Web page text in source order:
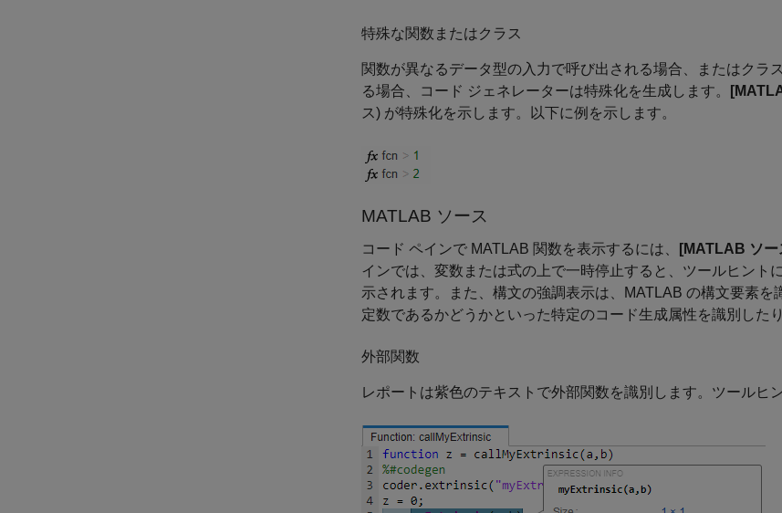
特殊な関数またはクラス
関数が異なるデータ型の入力で呼び出される場合、またはクラ
る場合、コード ジェネレーターは特殊化を生成します。
ス) が特殊化を示します。以下に例を示します。
MATLAB ソース
コード ペインで MATLAB 関数を表示するには、 [MATLAB ソー
インでは、変数または式の上で一時停止すると、ツールヒント
示されます。また、構文の強調表示は、MATLAB の構文要素
定数であるかどうかといった特定のコード生成属性を識別した
外部関数
レポートは紫色のテキストで外部関数を識別します。ツールヒ